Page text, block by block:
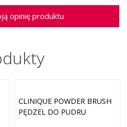
opinię produktu
CLINIQUE POWDER BRUSH
PĘDZEL DO PUDRU